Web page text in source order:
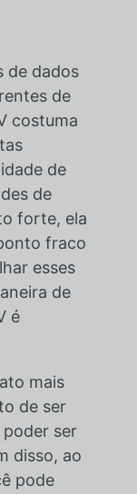
de dados
de
costuma
de
de
forte, ela
fraco
esses
de
é
mais
de ser
ser
disso, ao
pode